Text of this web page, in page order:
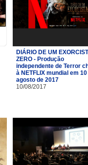
DIÁRIO DE UM
ZERO - Produção
independente de Terror
à NETFLIX mundial em
agosto de 2017
10/08/2017